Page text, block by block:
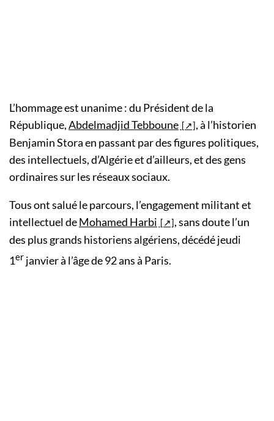
L’hommage est unanime : du Président de la
République,Abdelmadjid Tebboune
, à l’historien
Benjamin Stora en passant par des figures politiques,
des intellectuels, d’Algérie et d’ailleurs, et des gens
ordinaires sur les réseaux sociaux.
Tous ont salué le parcours, l’engagement militant et
intellectuel deMohamed Harbi
, sans doute l’un
des plus grands historiens algériens, décédé jeudi
1er janvier à l’âge de 92 ans à Paris.